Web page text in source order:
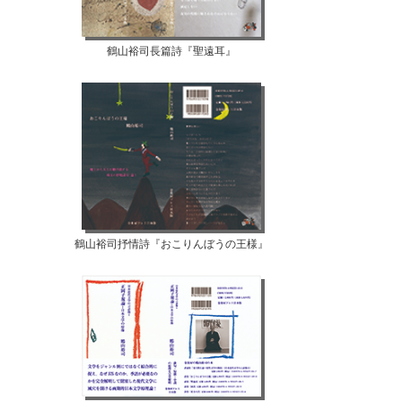
鶴山裕司長篇詩『聖遠耳』
鶴山裕司抒情詩『おこりんぼうの王様』